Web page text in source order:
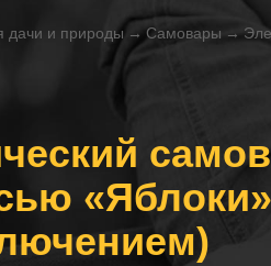
дачи и природы → Самовары →